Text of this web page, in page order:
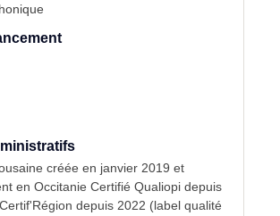
créée en janvier 2019 et
en Occitanie Certifié Qualiopi depuis
depuis 2022 (label qualité